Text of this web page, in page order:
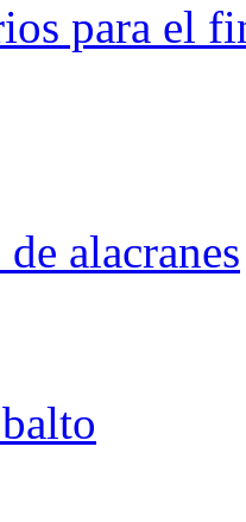
para el
alacranes